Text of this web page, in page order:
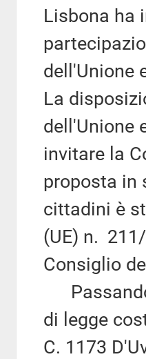
Lisbona ha
dell'Unione
La
dell'Unione
invitare la
proposta in
cittadini è
(UE) n.
Consiglio
di legge
C. 1173